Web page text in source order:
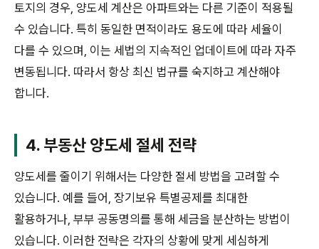
토지의 경우, 양도세 계산은 아파트와는 다른 기준이 적용될
수 있습니다. 특히 동일한 면적이라도 용도에 따라 세율이
다를 수 있으며, 이는 세법의 지속적인 업데이트에 따라 자주
변동됩니다. 따라서 항상 최신 법규를 숙지하고 계산해야
합니다.
4. 부동산 양도세 절세 전략
양도세를 줄이기 위해서는 다양한 절세 방법을 고려할 수
있습니다. 예를 들어, 장기보유 특별공제를 최대한
활용하거나, 부부 공동명의를 통해 세금을 분산하는 방법이
있습니다. 이러한 전략은 각자의 상황에 맞게 세심하게